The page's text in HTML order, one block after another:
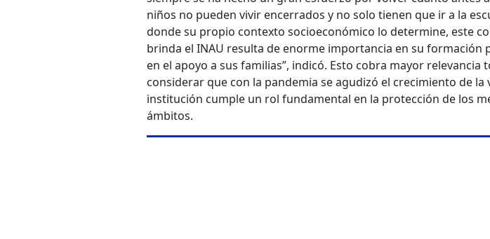
niños no pueden vivir encerrados y no solo tienen que ir a la
donde su propio contexto socioeconómico lo determine, este
brinda el INAU resulta de enorme importancia en su formación
en el apoyo a sus familias”, indicó. Esto cobra mayor relevancia
considerar que con la pandemia se agudizó el crecimiento de
institución cumple un rol fundamental en la protección de los
ámbitos.